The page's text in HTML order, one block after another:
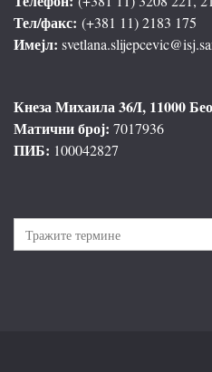
Тел/факс: (+381 11) 2183 175
Имејл:
Кнеза Михаила 36/I, 11000
Матични број: 7017936
ПИБ: 100042827
Search
for: